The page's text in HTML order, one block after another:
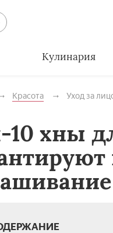
Кулинария
Красота Уход за
10 хны